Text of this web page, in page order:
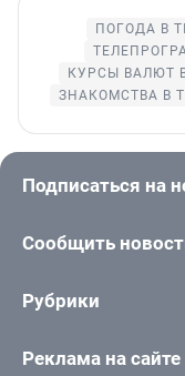
ПОГОДА В
КУРСЫ ВАЛЮТ
ЗНАКОМСТВА В
Подписаться на
Сообщить
Рубрики
Реклама на сайте